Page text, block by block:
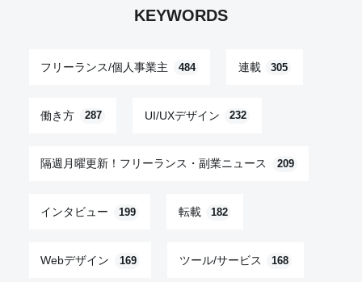
KEYWORDS
フリーランス/個人事業主 484 連載 305
働き方 287 UI/UXデザイン 232
隔週月曜更新！フリーランス・副業ニュース 209
インタビュー 199 転載 182
Webデザイン 169 ツール/サービス 168